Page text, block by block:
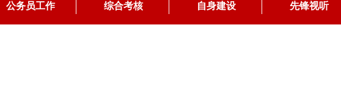
公务员工作 综合考核 自身建设 先锋视听